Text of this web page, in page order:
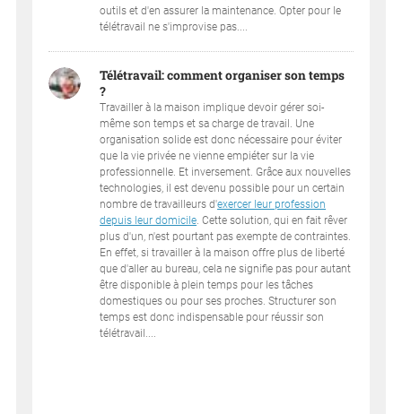
outils et d'en assurer la maintenance. Opter pour le
télétravail ne s'improvise pas....
Télétravail: comment organiser son temps
?
Travailler à la maison implique devoir gérer soi-
même son temps et sa charge de travail. Une
organisation solide est donc nécessaire pour éviter
que la vie privée ne vienne empiéter sur la vie
professionnelle. Et inversement. Grâce aux nouvelles
technologies, il est devenu possible pour un certain
nombre de travailleurs d'exercer leur profession
depuis leur domicile . Cette solution, qui en fait rêver
plus d'un, n'est pourtant pas exempte de contraintes.
En effet, si travailler à la maison offre plus de liberté
que d'aller au bureau, cela ne signifie pas pour autant
être disponible à plein temps pour les tâches
domestiques ou pour ses proches. Structurer son
temps est donc indispensable pour réussir son
télétravail....